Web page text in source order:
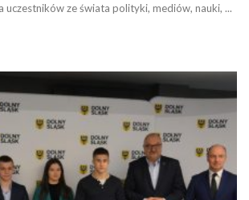
uczestników ze świata polityki, mediów, nauki, ...